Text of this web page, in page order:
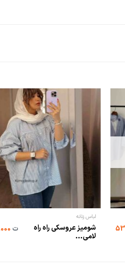
لباس زنانه
شومیز عروسکی راه راه
لامی...
ت